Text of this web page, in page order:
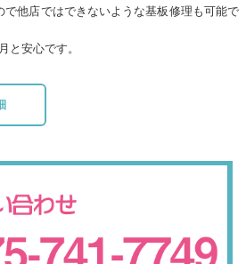
他店ではできないような基板修理も可能で
と安心です。